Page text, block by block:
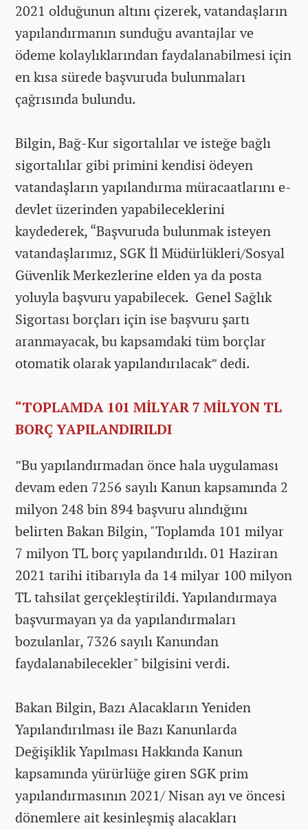
2021 olduğunun altını çizerek, vatandaşların
yapılandırmanın sunduğu avantajlar ve
ödeme kolaylıklarından faydalanabilmesi için
en kısa sürede başvuruda bulunmaları
çağrısında bulundu.
Bilgin, Bağ-Kur sigortalılar ve isteğe bağlı
sigortalılar gibi primini kendisi ödeyen
vatandaşların yapılandırma müracaatlarını e-
devlet üzerinden yapabileceklerini
kaydederek, “Başvuruda bulunmak isteyen
vatandaşlarımız, SGK İl Müdürlükleri/Sosyal
Güvenlik Merkezlerine elden ya da posta
yoluyla başvuru yapabilecek. Genel Sağlık
Sigortası borçları için ise başvuru şartı
aranmayacak, bu kapsamdaki tüm borçlar
otomatik olarak yapılandırılacak” dedi.
“TOPLAMDA 101 MİLYAR 7 MİLYON TL
BORÇ YAPILANDIRILDI
”Bu yapılandırmadan önce hala uygulaması
devam eden 7256 sayılı Kanun kapsamında 2
milyon 248 bin 894 başvuru alındığını
belirten Bakan Bilgin, "Toplamda 101 milyar
7 milyon TL borç yapılandırıldı. 01 Haziran
2021 tarihi itibarıyla da 14 milyar 100 milyon
TL tahsilat gerçekleştirildi. Yapılandırmaya
başvurmayan ya da yapılandırmaları
bozulanlar, 7326 sayılı Kanundan
faydalanabilecekler" bilgisini verdi.
Bakan Bilgin, Bazı Alacakların Yeniden
Yapılandırılması ile Bazı Kanunlarda
Değişiklik Yapılması Hakkında Kanun
kapsamında yürürlüğe giren SGK prim
yapılandırmasının 2021/ Nisan ayı ve öncesi
dönemlere ait kesinleşmiş alacakları